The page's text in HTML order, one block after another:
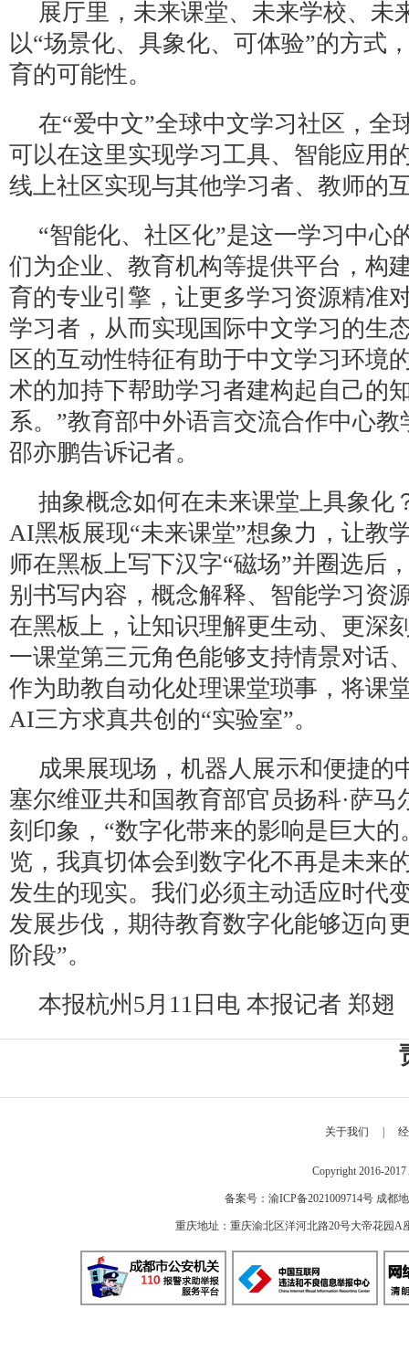
展厅里，未来课堂、未来学校、未
以“场景化、具象化、可体验”的方式
育的可能性。
在“爱中文”全球中文学习社区，全
可以在这里实现学习工具、智能应用
线上社区实现与其他学习者、教师的
“智能化、社区化”是这一学习中心
们为企业、教育机构等提供平台，构
育的专业引擎，让更多学习资源精准
学习者，从而实现国际中文学习的生
区的互动性特征有助于中文学习环境
术的加持下帮助学习者建构起自己的
系。”教育部中外语言交流合作中心
邵亦鹏告诉记者。
抽象概念如何在未来课堂上具象化
AI黑板展现“未来课堂”想象力，让教
师在黑板上写下汉字“磁场”并圈选后
别书写内容，概念解释、智能学习资
在黑板上，让知识理解更生动、更深
一课堂第三元角色能够支持情景对话
作为助教自动化处理课堂琐事，将课
AI三方求真共创的“实验室”。
成果展现场，机器人展示和便捷的
塞尔维亚共和国教育部官员扬科·萨马
刻印象，“数字化带来的影响是巨大的
览，我真切体会到数字化不再是未来
发生的现实。我们必须主动适应时代
发展步伐，期待教育数字化能够迈向
阶段”。
本报杭州5月11日电 本报记者 郑翅
关于我们
Copyright 2016-
备案号： 渝ICP备2021009714号 成都
重庆地址：重庆渝北区洋河北路20号大帝花园A